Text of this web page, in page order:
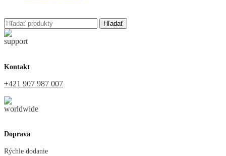
Hľadať
Kontakt
+421 907 987 007
Doprava
Rýchle dodanie